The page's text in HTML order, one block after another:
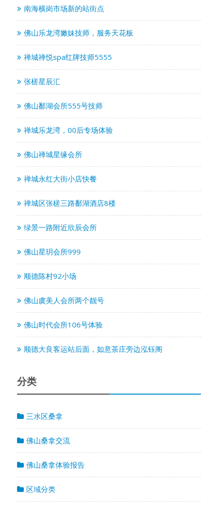
南海横岗市场新的站街点
佛山乐龙湾嫩妹技师，服务天花板
禅城禅悦spa红牌技师5555
张槎星辰汇
佛山鄱湖会所555号技师
禅城乐龙湾，00后专场体验
佛山禅城星缘会所
禅城永红大街小店快餐
禅城区张槎三路鄱湖酒店8楼
绿景一路附近欣辰会所
佛山星玥会所999
顺德陈村92小场
佛山虞美人会所两个靓号
佛山时代会所106号体验
顺德大良客运站后面，如意茶庄旁边泓钰阁
分类
三水区桑拿
佛山桑拿交流
佛山桑拿体验报告
区域分类